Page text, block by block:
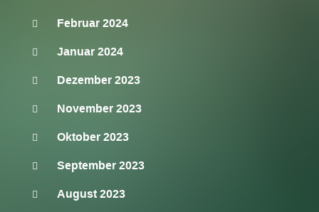
Februar 2024
Januar 2024
Dezember 2023
November 2023
Oktober 2023
September 2023
August 2023